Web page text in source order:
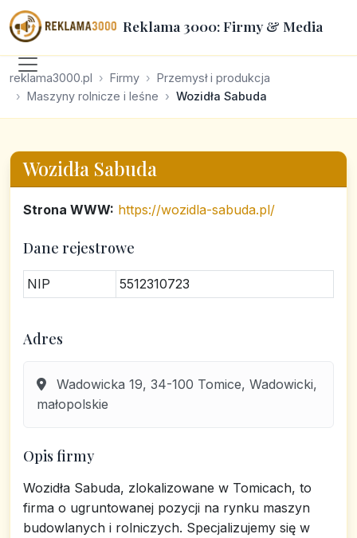
Reklama 3000: Firmy & Media
reklama3000.pl Firmy
Przemysł i produkcja
Maszyny rolnicze i leśne
Wozidła Sabuda
Wozidła Sabuda
Strona WWW: https://wozidla-sabuda.pl/
Dane rejestrowe
NIP 5512310723
Adres
Wadowicka 19, 34-100 Tomice, Wadowicki,
małopolskie
Opis firmy
Wozidła Sabuda, zlokalizowane w Tomicach, to
firma o ugruntowanej pozycji na rynku maszyn
budowlanych i rolniczych. Specjalizujemy się w